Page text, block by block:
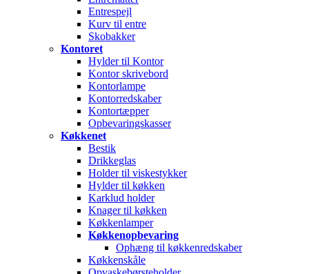
Entrespejl
Kurv til entre
Skobakker
Kontoret
Hylder til Kontor
Kontor skrivebord
Kontorlampe
Kontorredskaber
Kontortæpper
Opbevaringskasser
Køkkenet
Bestik
Drikkeglas
Holder til viskestykker
Hylder til køkken
Karklud holder
Knager til køkken
Køkkenlamper
Køkkenopbevaring
Ophæng til køkkenredskaber
Køkkenskåle